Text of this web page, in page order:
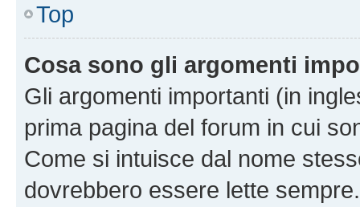
Top
Cosa sono gli argomenti
Gli argomenti importanti (in
prima pagina del forum in cui
Come si intuisce dal nome
dovrebbero essere lette